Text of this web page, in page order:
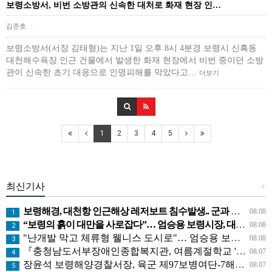
보령소방서, 비번 소방관의 신속한 대처로 화재 현장 인…
김준호
보령소방서(서장 김태형)는 지난 1일 오후 8시 4분경 보령시 신흑동
대천해수욕장 인근 건물에서 발생한 화재 현장에서 비번 중이던 소방
관이 신속한 초기 대응으로 인명피해를 막았다고… 더보기
1 2 3 4 5
+
최신기사
08.08
1 보령해경, 대천항 인근해상 레저보트 침수발생.. 군과 공조로 전원구조
08.08
2 “보령의 흙이 대만을 사로잡다”… 엄승용 보령시장, 대만 톱 유튜버들과 머드 외교
08.08
3 "난개발 막고 체류형 웰니스 도시로"… 엄승용 보령시장, 청라면 찾아 첫 '주민 대화'
08.07
4 『충청남도서부장애인종합복지관, 여름계절학교 '신나는 여름탐험대' 성료』
08.07
5 장윤석 보령해양경찰서장, 육군 제97보병여단-7해안감시대대 방문… 밀입국 차단 공조 강화